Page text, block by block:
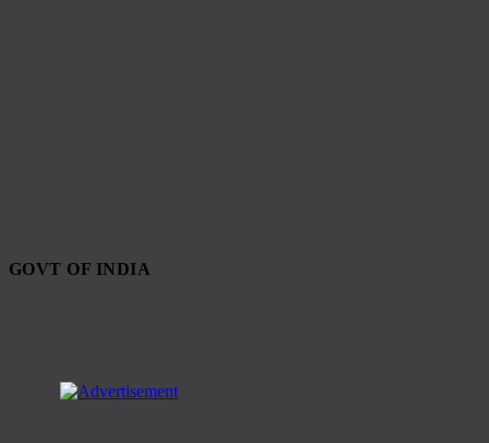
GOVT OF INDIA